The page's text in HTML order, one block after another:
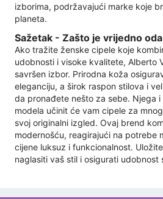
izborima, podržavajući marke koje
planeta.
Sažetak - Zašto je vrijedno
Ako tražite ženske cipele koje
udobnosti i visoke kvalitete, Alberto
savršen izbor. Prirodna koža
eleganciju, a širok raspon stilova i
da pronađete nešto za sebe. Njega
modela učinit će vam cipele za
svoj originalni izgled. Ovaj brend
modernošću, reagirajući na potrebe
cijene luksuz i funkcionalnost.
naglasiti vaš stil i osigurati udobnost